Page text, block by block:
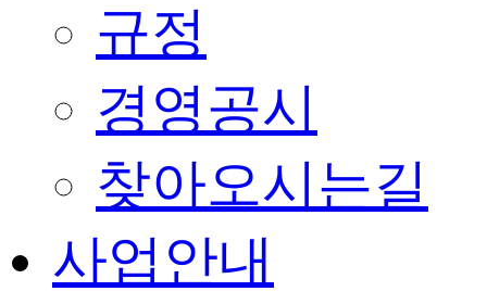
규정
경영공시
찾아오시는길
사업안내